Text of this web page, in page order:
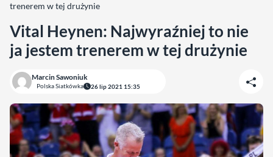
trenerem w tej drużynie
Vital Heynen: Najwyraźniej to nie
ja jestem trenerem w tej drużynie
Marcin Sawoniuk
Polska Siatkówka 26 lip 2021 15:35